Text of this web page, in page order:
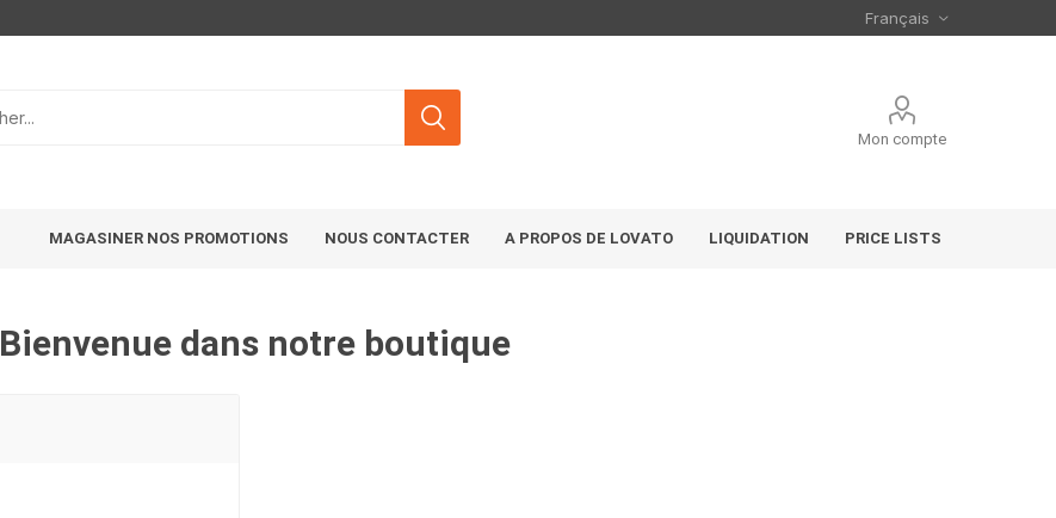
Mon compte
MAGASINER NOS PROMOTIONS NOUS CONTACTER A PROPOS DE LOVATO LIQUIDATION PRICE LISTS
Bienvenue dans notre boutique